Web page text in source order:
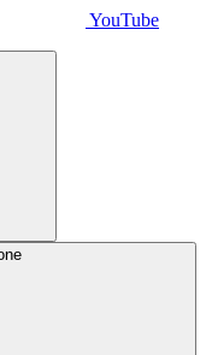
YouTube